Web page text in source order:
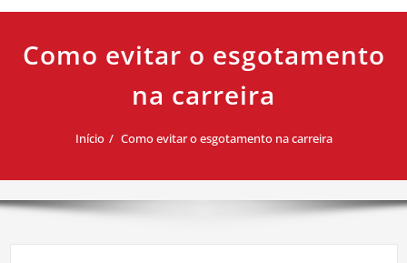
Como evitar o esgotamento
na carreira
Início Como evitar o esgotamento na carreira